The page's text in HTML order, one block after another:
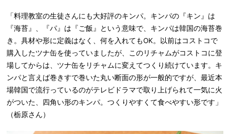
「料理教室の生徒さんにも大好評のキンパ。キンパの『キン』は
『海苔』、『パ』は『ご飯』という意味で、キンパは韓国の海苔巻
き。具材や形に定義はなく、何を入れてもOK。以前はコストコで
購入したツナ缶を使っていましたが、このリチャムがコストコに登
場してからは、ツナ缶をリチャムに変えてつくり続けています。キ
ンパと言えば巻きすで巻いた丸い断面の形が一般的ですが、最近本
場韓国で流行っているのがテレビドラマで取り上げられて一気に火
がついた、四角い形のキンパ。つくりやすくて食べやすい形です」
（栃原さん）